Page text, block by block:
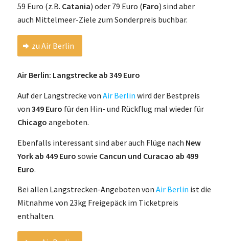
59 Euro (z.B. Catania) oder 79 Euro (Faro) sind aber
auch Mittelmeer-Ziele zum Sonderpreis buchbar.
zu Air Berlin
Air Berlin: Langstrecke ab 349 Euro
Auf der Langstrecke von Air Berlin wird der Bestpreis
von 349 Euro für den Hin- und Rückflug mal wieder für
Chicago angeboten.
Ebenfalls interessant sind aber auch Flüge nach New
York ab 449 Euro sowie Cancun und Curacao ab 499
Euro.
Bei allen Langstrecken-Angeboten von Air Berlin ist die
Mitnahme von 23kg Freigepäck im Ticketpreis
enthalten.